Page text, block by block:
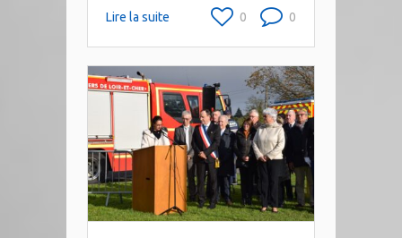
Lire la suite 0
0